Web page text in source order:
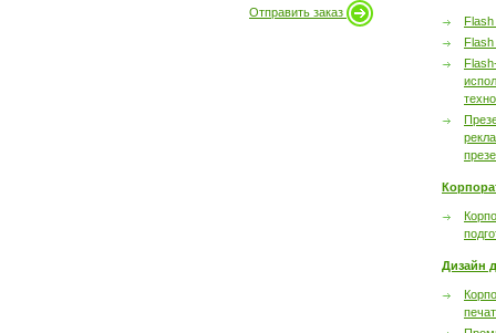
Отправить заказ
Flash
Дизайн